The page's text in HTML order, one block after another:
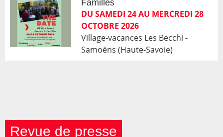
Familles
DU SAMEDI 24 AU MERCREDI 28
OCTOBRE 2026
Village-vacances Les Becchi -
Samoëns (Haute-Savoie)
Revue de presse